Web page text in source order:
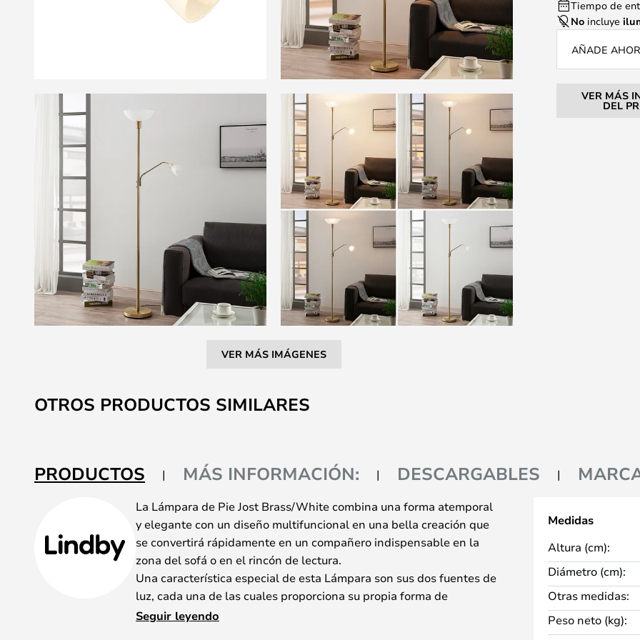
VER MÁS IMÁGENES
al
comienzo
galería
de
Tiempo de
No incluye
AÑADE
VER MÁS
DEL
OTROS PRODUCTOS SIMILARES
PRODUCTOS MÁS INFORMACIÓN: DESCARGABLES
La Lámpara de Pie Jost Brass/White combina una forma atemporal
y elegante con un diseño multifuncional en una bella creación que
se convertirá rápidamente en un compañero indispensable en la
zona del sofá o en el rincón de lectura.
Una característica especial de esta Lámpara son sus dos fuentes de
luz, cada una de las cuales proporciona su propia forma de
iluminación. La Lámpara tiene una base redonda y un esbelto
Seguir leyendo
Medidas
Altura (cm):
Diámetro (cm):
Otras medidas:
Peso neto (kg):